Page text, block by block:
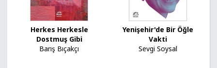
Herkes Herkesle
Dostmuş Gibi
Barış Bıçakçı
Yenişehir'de Bir Öğle
Vakti
Sevgi Soysal